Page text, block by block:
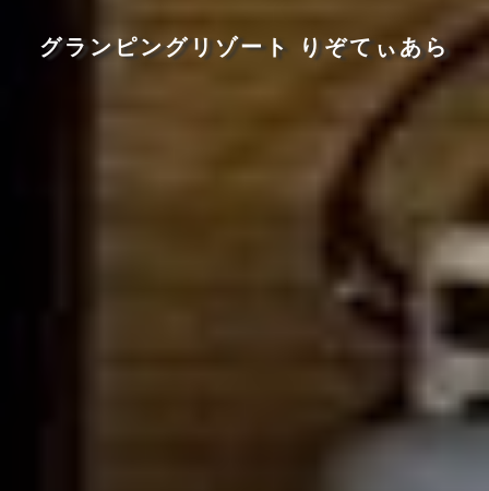
グランピングリゾート りぞてぃあら